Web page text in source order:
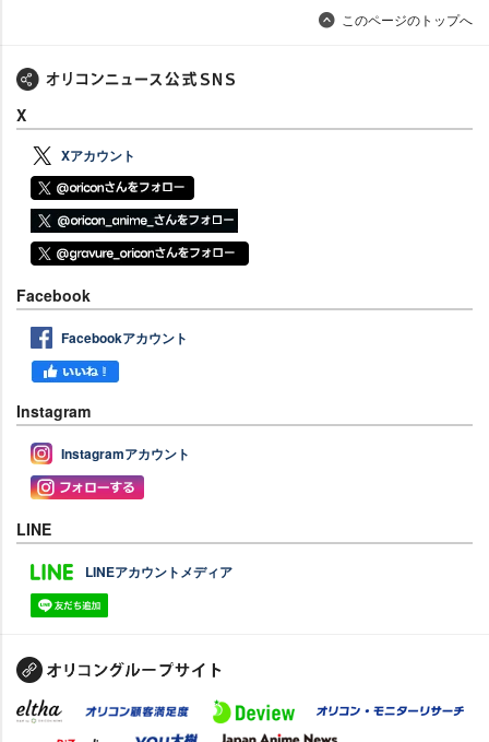
このページのトップへ
X
Xアカウント
Facebook
Facebookアカウント
Instagram
Instagramアカウント
LINE
LINEアカウントメディア